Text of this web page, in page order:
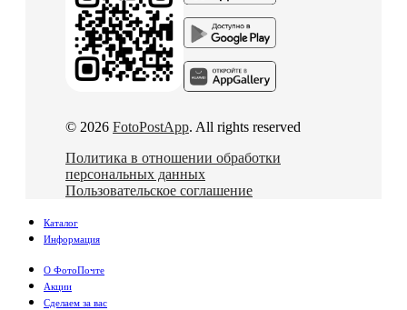
© 2026 FotoPostApp. All rights reserved
Политика в отношении обработки
персональных данных
Пользовательское соглашение
Каталог
Информация
О ФотоПочте
Акции
Сделаем за вас